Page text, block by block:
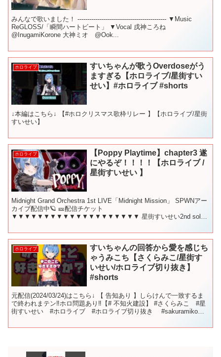
みんなで歌いました！ --------------------------------------------- ▼Music
ReGLOSS/「瞬間ハートビート」 ▼Vocal 戌神ころね
@InugamiKorone 大神ミオ @Ook...
ホロライブ
すいちゃんが歌うOverdoseがう
ますぎる【ホロライブ/星街すい
せい】#ホロライブ #shorts
↓本編はこちら↓ 【#ホロクリスマス歌枠リレー 】【ホロライブ/星街
すいせい】
ホロライブ
【Poppy Playtime】chapter3 遂
にやるぞ！！！！【ホロライブ /
星街すいせい 】
Midnight Grand Orchestra 1st LIVE「Midnight Mission」 SPWNアー
カイブ配信中🪐 🎫配信チケット
▼▼▼▼▼▼▼▼▼▼▼▼▼▼▼▼▼▼▼▼ 星街すいせい2nd solo
ホロライブ
すいちゃんの回答から愛を感じち
ゃうみこち【さくらみこ/星街す
いせい/ホロライブ切り抜き】
#shorts
元配信(2024/03/24)はこちら↓ 【 告知あり 】しらけんで一致するま
で終われまテン‼ホロ問題あり‼【# 不知火建設】 #さくらみこ #星
街すいせい #ホロライブ #ホロライブ切り抜き #sakuramiko